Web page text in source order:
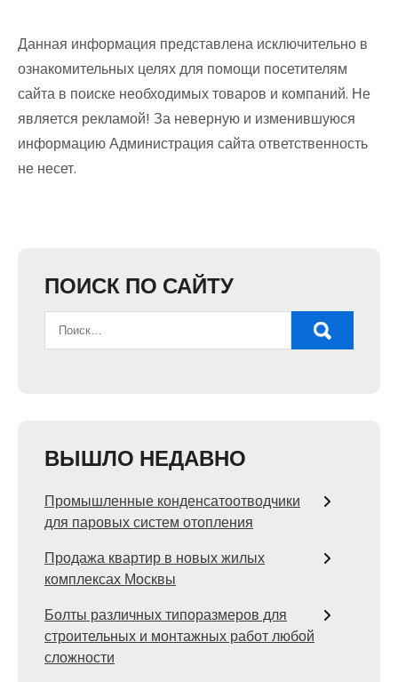
Данная информация представлена исключительно в
ознакомительных целях для помощи посетителям
сайта в поиске необходимых товаров и компаний. Не
является рекламой! За неверную и изменившуюся
информацию Администрация сайта ответственность
не несет.
ПОИСК ПО САЙТУ
ВЫШЛО НЕДАВНО
Промышленные конденсатоотводчики
для паровых систем отопления
Продажа квартир в новых жилых
комплексах Москвы
Болты различных типоразмеров для
строительных и монтажных работ любой
сложности